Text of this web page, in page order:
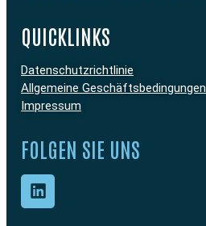
QUICKLINKS
Datenschutzrichtlinie
Allgemeine Geschäftsbedingungen
Impressum
FOLGEN SIE UNS